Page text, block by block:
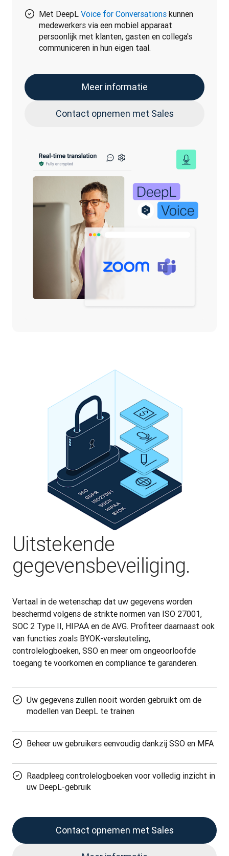
Met DeepL Voice for Conversations kunnen
medewerkers via een mobiel apparaat
persoonlijk met klanten, gasten en collega's
communiceren in hun eigen taal.
Meer informatie
Contact opnemen met Sales
Uitstekende
gegevensbeveiliging.
Vertaal in de wetenschap dat uw gegevens worden
beschermd volgens de strikte normen van ISO 27001,
SOC 2 Type II, HIPAA en de AVG. Profiteer daarnaast ook
van functies zoals BYOK-versleuteling,
controlelogboeken, SSO en meer om ongeoorloofde
toegang te voorkomen en compliance te garanderen.
Uw gegevens zullen nooit worden gebruikt om de
modellen van DeepL te trainen
Beheer uw gebruikers eenvoudig dankzij SSO en MFA
Raadpleeg controlelogboeken voor volledig inzicht in
uw DeepL-gebruik
Contact opnemen met Sales